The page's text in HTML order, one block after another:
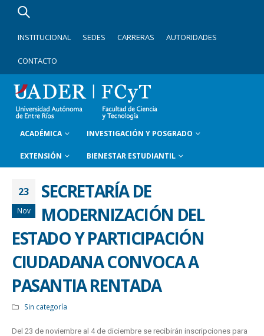
INSTITUCIONAL SEDES CARRERAS AUTORIDADES
CONTACTO
ACADÉMICA INVESTIGACIÓN Y POSGRADO
EXTENSIÓN BIENESTAR ESTUDIANTIL
23
Nov
SECRETARÍA DE
MODERNIZACIÓN DEL
ESTADO Y PARTICIPACIÓN
CIUDADANA CONVOCA A
PASANTIA RENTADA
Sin categoría
Del 23 de noviembre al 4 de diciembre se recibirán inscripciones para